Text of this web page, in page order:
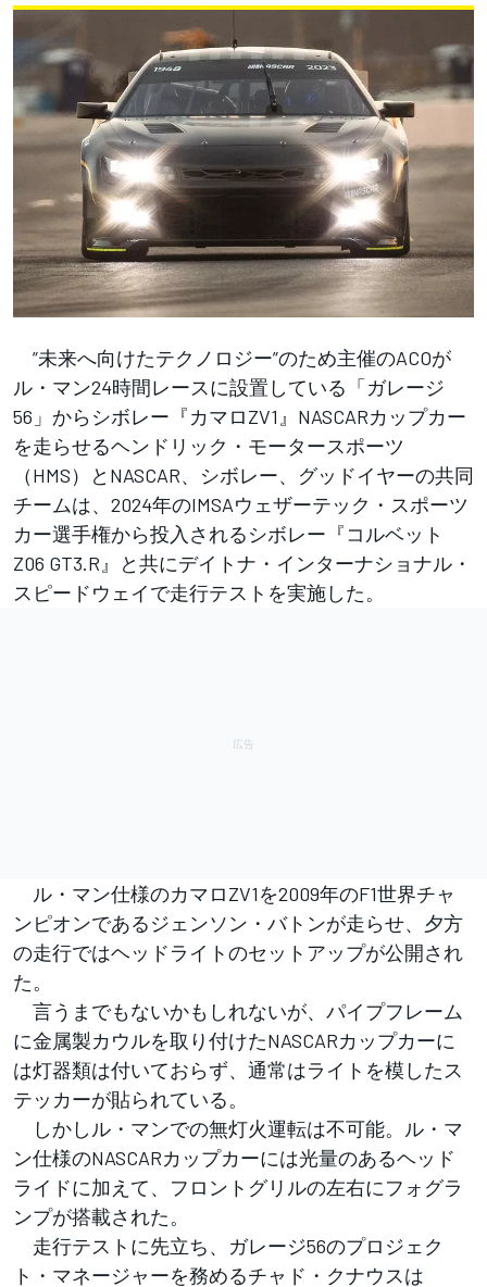
”未来へ向けたテクノロジー”のため主催のACOが
ル・マン24時間レースに設置している「ガレージ
56」からシボレー『カマロZV1』NASCARカップカー
を走らせるヘンドリック・モータースポーツ
（HMS）とNASCAR、シボレー、グッドイヤーの共同
チームは、2024年のIMSAウェザーテック・スポーツ
カー選手権から投入されるシボレー『コルベット
Z06 GT3.R』と共にデイトナ・インターナショナル・
スピードウェイで走行テストを実施した。
ル・マン仕様のカマロZV1を2009年のF1世界チャ
ンピオンであるジェンソン・バトンが走らせ、夕方
の走行ではヘッドライトのセットアップが公開され
た。
言うまでもないかもしれないが、パイプフレーム
に金属製カウルを取り付けたNASCARカップカーに
は灯器類は付いておらず、通常はライトを模したス
テッカーが貼られている。
しかしル・マンでの無灯火運転は不可能。ル・マ
ン仕様のNASCARカップカーには光量のあるヘッド
ライドに加えて、フロントグリルの左右にフォグラ
ンプが搭載された。
走行テストに先立ち、ガレージ56のプロジェク
ト・マネージャーを務めるチャド・クナウスは